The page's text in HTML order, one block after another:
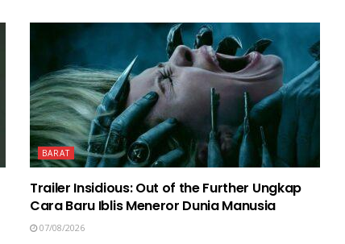
BARAT
Trailer Insidious: Out of the Further Ungkap
Cara Baru Iblis Meneror Dunia Manusia
07/08/2026